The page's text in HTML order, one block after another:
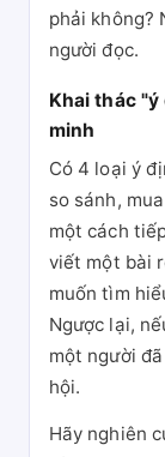
phải không?
người đọc.
Khai thác
minh
Có 4 loại ý
so sánh,
một cách
viết một bài
muốn tìm
Ngược lại,
một người
hội.
Hãy nghiên